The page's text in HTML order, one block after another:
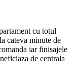
cu totul
cateva minute de
iar finisajele
de centrala